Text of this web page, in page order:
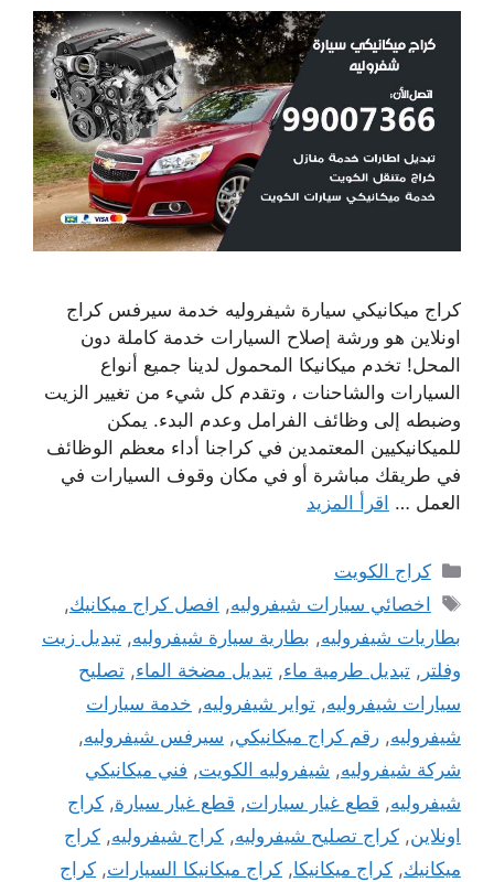
كراج ميكانيكي سيارة شيفروليه خدمة سيرفس كراج
اونلاين هو ورشة إصلاح السيارات خدمة كاملة دون
المحل! تخدم ميكانيكا المحمول لدينا جميع أنواع
السيارات والشاحنات ، وتقدم كل شيء من تغيير الزيت
وضبطه إلى وظائف الفرامل وعدم البدء. يمكن
للميكانيكيين المعتمدين في كراجنا أداء معظم الوظائف
في طريقك مباشرة أو في مكان وقوف السيارات في
العمل … اقرأ المزيد
التصنيفات
كراج الكويت
الوسوم
اخصائي سيارات شيفروليه, افصل كراج ميكانيك,
بطاريات شيفروليه, بطارية سيارة شيفروليه, تبديل زيت
وفلتر , تبديل طرمية ماء, تبديل مضخة الماء, تصليح
سيارات شيفروليه, تواير شيفروليه, خدمة سيارات
شيفروليه, رقم كراج ميكانيكي, سيرفس شيفروليه,
شركة شيفروليه, شيفروليه الكويت, فني ميكانيكي
شيفروليه, قطع غيار سيارات, قطع غيار سيارة, كراج
اونلاين, كراج تصليح شيفروليه, كراج شيفروليه, كراج
ميكانيك, كراج ميكانيكا, كراج ميكانيكا السيارات, كراج